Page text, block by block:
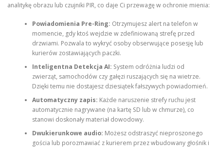
analitykę obrazu lub czujniki PIR, co daje Ci przewagę w ochronie mienia:
Powiadomienia Pre-Ring: Otrzymujesz alert na telefon w
momencie, gdy ktoś wejdzie w zdefiniowaną strefę przed
drzwiami. Pozwala to wykryć osoby obserwujące posesję lub
kurierów zostawiających paczki.
Inteligentna Detekcja AI: System odróżnia ludzi od
zwierząt, samochodów czy gałęzi ruszających się na wietrze.
Dzięki temu nie dostajesz dziesiątek fałszywych powiadomień.
Automatyczny zapis: Każde naruszenie strefy ruchu jest
automatycznie nagrywane (na kartę SD lub w chmurze), co
stanowi doskonały materiał dowodowy.
Dwukierunkowe audio: Możesz odstraszyć nieproszonego
gościa lub porozmawiać z kurierem przez wbudowany głośnik i